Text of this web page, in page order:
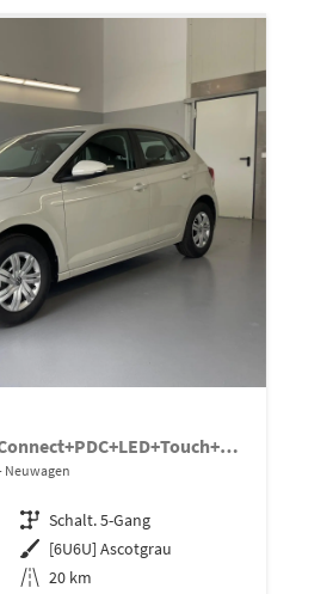
1.0 MPI Sitzheizung+AppConnect+PDC+LED+Touch+Lichtsensor+MultiLenkrad
Neuwagen
Getriebe Schalt. 5-Gang
Außenfarbe [6U6U] Ascotgrau
Kilometerstand 20 km